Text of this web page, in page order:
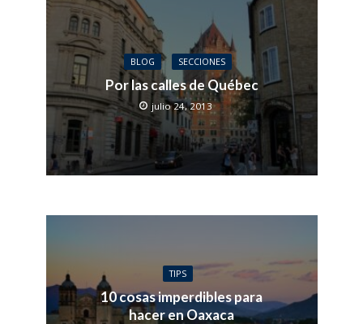
BLOG SECCIONES
Por las calles de Québec
julio 24, 2013
TIPS
10 cosas imperdibles para
hacer en Oaxaca